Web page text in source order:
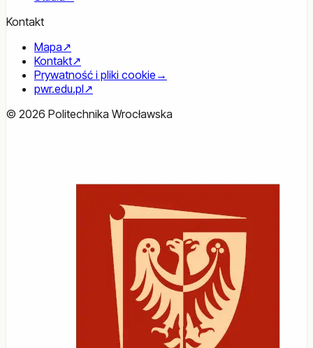
Kontakt
Mapa↗
Kontakt↗
Prywatność i pliki cookie →
pwr.edu.pl↗
© 2026 Politechnika Wrocławska